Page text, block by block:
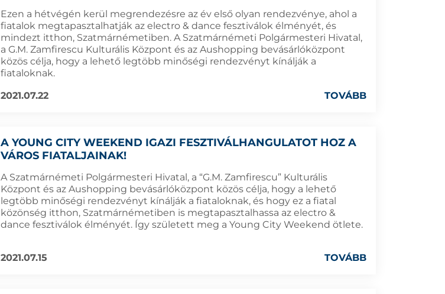
Ezen a hétvégén kerül megrendezésre az év első olyan rendezvénye, ahol a
fiatalok megtapasztalhatják az electro & dance fesztiválok élményét, és
mindezt itthon, Szatmárnémetiben. A Szatmárnémeti Polgármesteri Hivatal,
a G.M. Zamfirescu Kulturális Központ és az Aushopping bevásárlóközpont
közös célja, hogy a lehető legtöbb minőségi rendezvényt kínálják a
fiataloknak.
2021.07.22
TOVÁBB
A YOUNG CITY WEEKEND IGAZI FESZTIVÁLHANGULATOT HOZ A
VÁROS FIATALJAINAK!
A Szatmárnémeti Polgármesteri Hivatal, a “G.M. Zamfirescu” Kulturális
Központ és az Aushopping bevásárlóközpont közös célja, hogy a lehető
legtöbb minőségi rendezvényt kínálják a fiataloknak, és hogy ez a fiatal
közönség itthon, Szatmárnémetiben is megtapasztalhassa az electro &
dance fesztiválok élményét. Így született meg a Young City Weekend ötlete.
2021.07.15 TOVÁBB